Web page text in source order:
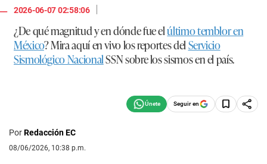
2026-06-07 02:58:06
|
¿De qué magnitud y en dónde fue elúltimo temblor en
México? Mira aquí en vivo los reportes delServicio
Sismológico NacionalSSN sobre los sismos en el país.
Seguir en
PorRedacción EC
08/06/2026, 10:38 p.m.